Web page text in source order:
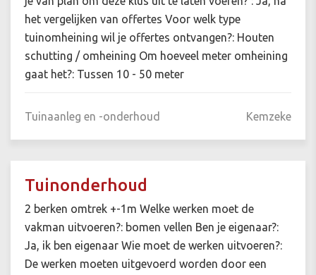
het vergelijken van offertes Voor welk type
tuinomheining wil je offertes ontvangen?: Houten
schutting / omheining Om hoeveel meter omheining
gaat het?: Tussen 10 - 50 meter
Tuinaanleg en -onderhoud Kemzeke
Tuinonderhoud
2 berken omtrek +-1m Welke werken moet de
vakman uitvoeren?: bomen vellen Ben je eigenaar?:
Ja, ik ben eigenaar Wie moet de werken uitvoeren?:
De werken moeten uitgevoerd worden door een